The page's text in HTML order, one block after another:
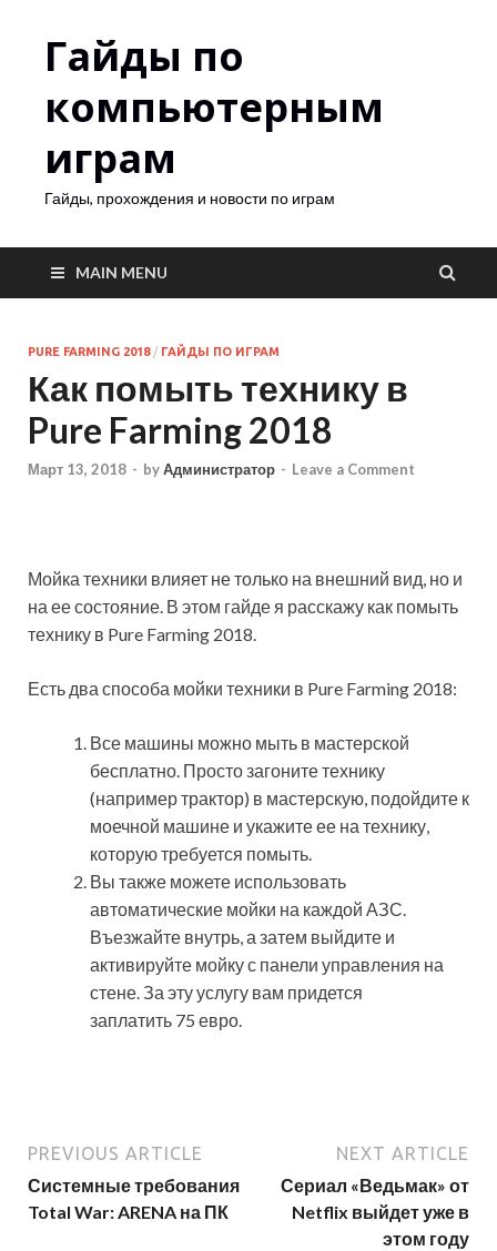
Гайды по
компьютерным
играм
Гайды, прохождения и новости по играм
MAIN MENU
PURE FARMING 2018/ ГАЙДЫ ПО ИГРАМ
Как помыть технику в
Pure Farming 2018
Март 13, 2018 - byАдминистратор - Leave a Comment
Мойка техники влияет не только на внешний вид, но и
на ее состояние. В этом гайде я расскажу как помыть
технику в Pure Farming 2018.
Есть два способа мойки техники в Pure Farming 2018:
Все машины можно мыть в мастерской
бесплатно. Просто загоните технику
(например трактор) в мастерскую, подойдите к
моечной машине и укажите ее на технику,
которую требуется помыть.
Вы также можете использовать
автоматические мойки на каждой АЗС.
Въезжайте внутрь, а затем выйдите и
активируйте мойку с панели управления на
стене. За эту услугу вам придется
заплатить 75 евро.
PREVIOUS ARTICLE
Системные требования
Total War: ARENA на ПК
NEXT ARTICLE
Сериал «Ведьмак» от
Netflix выйдет уже в
этом году